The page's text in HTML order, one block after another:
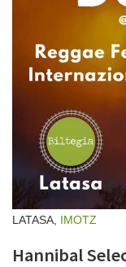
LATASA, IMOTZ
Hannibal